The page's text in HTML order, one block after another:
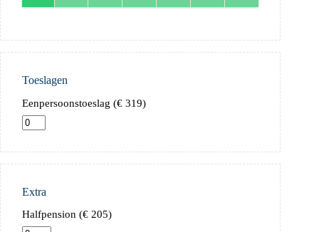
Toeslagen
Eenpersoonstoeslag (€ 319)
Extra
Halfpension (€ 205)